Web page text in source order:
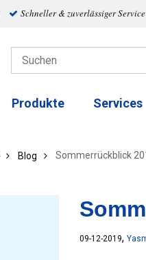
Schneller & zuverlässiger Service
Produkte Services
Blog Sommerrückblick
09-12-2019,